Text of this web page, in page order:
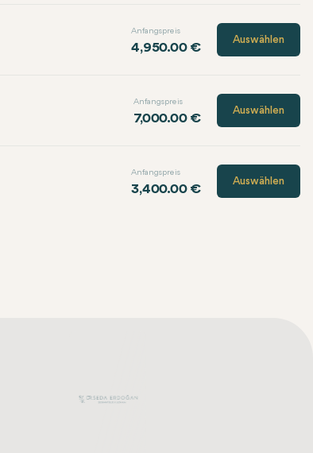
Anfangspreis
4,950.00 €
Auswählen
Anfangspreis
7,000.00 €
Auswählen
Anfangspreis
3,400.00 €
Auswählen